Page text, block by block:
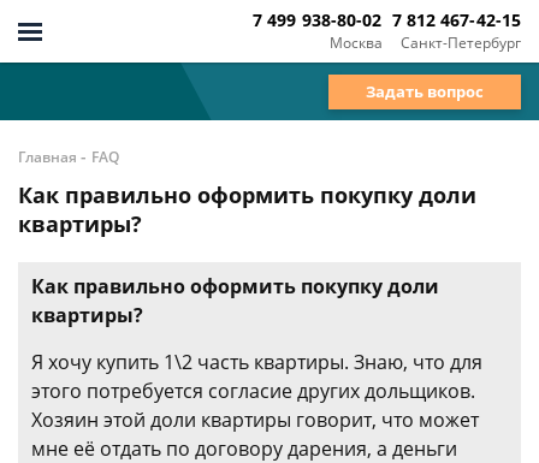
Москва
7 499 938-80-02
Санкт-Петербург
7 812 467-42-15
Задать вопрос
Главная - FAQ
Как правильно оформить покупку доли
квартиры?
Как правильно оформить покупку доли
квартиры?
Я хочу купить 1\2 часть квартиры. Знаю, что для
этого потребуется согласие других дольщиков.
Хозяин этой доли квартиры говорит, что может
мне её отдать по договору дарения, а деньги